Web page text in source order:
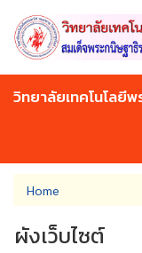
main
content
วิทยาลัยเทคโนโลยี
You
are
here
Home
ผังเว็บไซต์